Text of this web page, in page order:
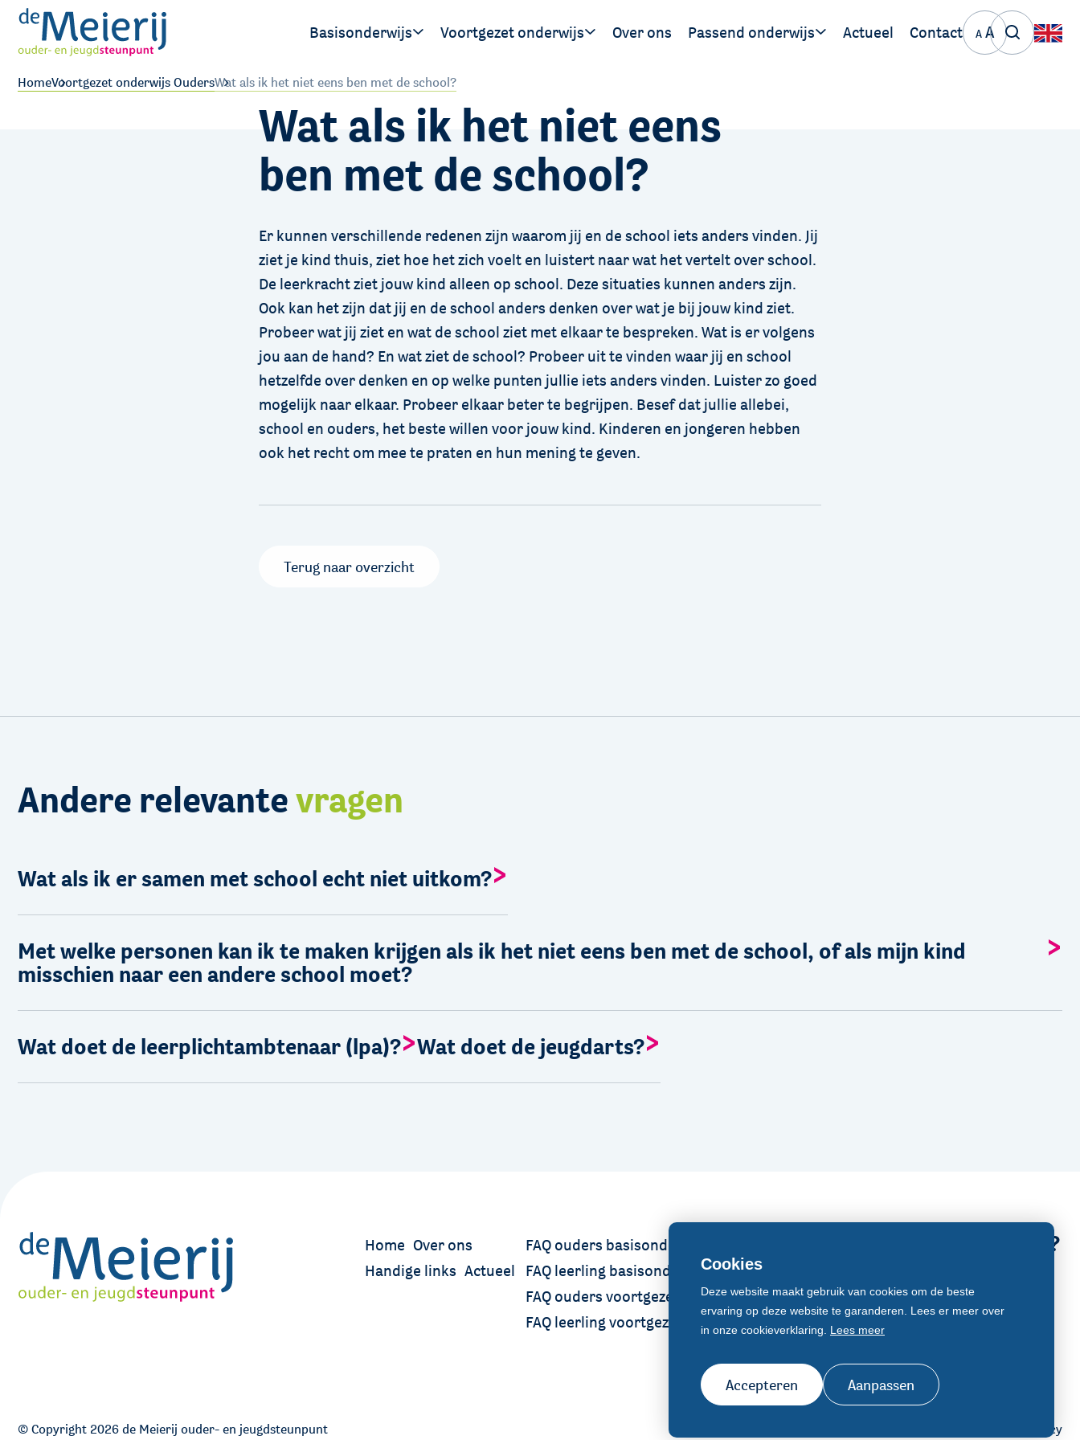
Cookies
Deze website maakt gebruik van cookies om de beste
ervaring op deze website te garanderen. Lees er meer over
in onze cookieverklaring. Lees meer
Accepteren Aanpassen
Basisonderwijs
Leerlingen
Voortgezet onderwijs Over ons Passend onderwijs
SWV VO de Meierij
Actueel Contact A A
HomeVoortgezet onderwijs OudersWat als ik het niet eens ben met de school?
Wat als ik het niet eens
ben met de school?
Er kunnen verschillende redenen zijn waarom jij en de school iets anders vinden. Jij
ziet je kind thuis, ziet hoe het zich voelt en luistert naar wat het vertelt over school.
De leerkracht ziet jouw kind alleen op school. Deze situaties kunnen anders zijn.
Ook kan het zijn dat jij en de school anders denken over wat je bij jouw kind ziet.
Probeer wat jij ziet en wat de school ziet met elkaar te bespreken. Wat is er volgens
jou aan de hand? En wat ziet de school? Probeer uit te vinden waar jij en school
hetzelfde over denken en op welke punten jullie iets anders vinden. Luister zo goed
mogelijk naar elkaar. Probeer elkaar beter te begrijpen. Besef dat jullie allebei,
school en ouders, het beste willen voor jouw kind. Kinderen en jongeren hebben
ook het recht om mee te praten en hun mening te geven.
Terug naar overzicht
Andere relevantevragen
Wat als ik er samen met school echt niet uitkom?
Met welke personen kan ik te maken krijgen als ik het niet eens ben met de school, of als mijn kind
misschien naar een andere school moet?
Wat doet de leerplichtambtenaar (lpa)? Wat doet de jeugdarts?
Home Over ons
Handige links Actueel
FAQ ouders basisonderwijs
FAQ leerling basisonderwijs
FAQ ouders voortgezet onderwijs
FAQ leerling voortgezet onderwijs
Een vraag stellen?
© Copyright 2026 de Meierij ouder- en jeugdsteunpunt Privacy